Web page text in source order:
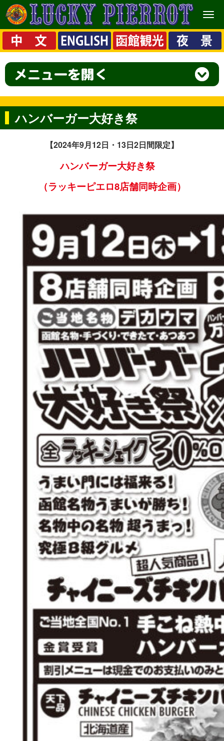
メ
ニ
ュ
ー
ハンバーガー大好き祭
【2024年9月12日・13日2日間限定】
ハンバーガー大好き祭
（ラッキーピエロ8店舗同時企画）